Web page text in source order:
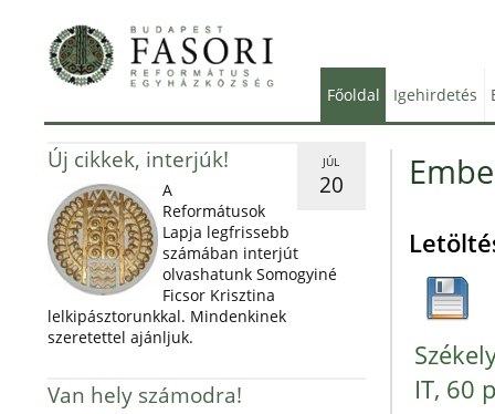
Főoldal Igehirdetés
JÚL
20
Új cikkek, interjúk!
A
Reformátusok
Lapja legfrissebb
számában interjút
olvashatunk Somogyiné
Ficsor Krisztina
lelkipásztorunkkal. Mindenkinek
szeretettel ajánljuk.
Van hely számodra!
IT, 60